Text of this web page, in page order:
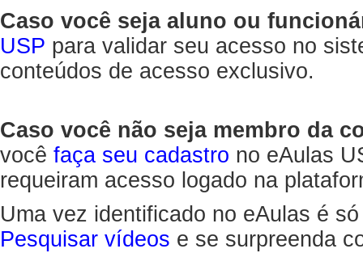
Caso você seja aluno ou
USP para validar seu acesso no
conteúdos de acesso exclusivo.
Caso você não seja membro da
você faça seu cadastro no eAulas
requeiram acesso logado na
Uma vez identificado no eAulas é
Pesquisar vídeos e se surpreenda